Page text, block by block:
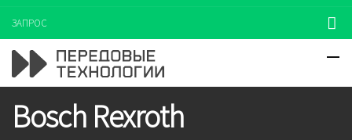
ЗАПРОС
Bosch Rexroth